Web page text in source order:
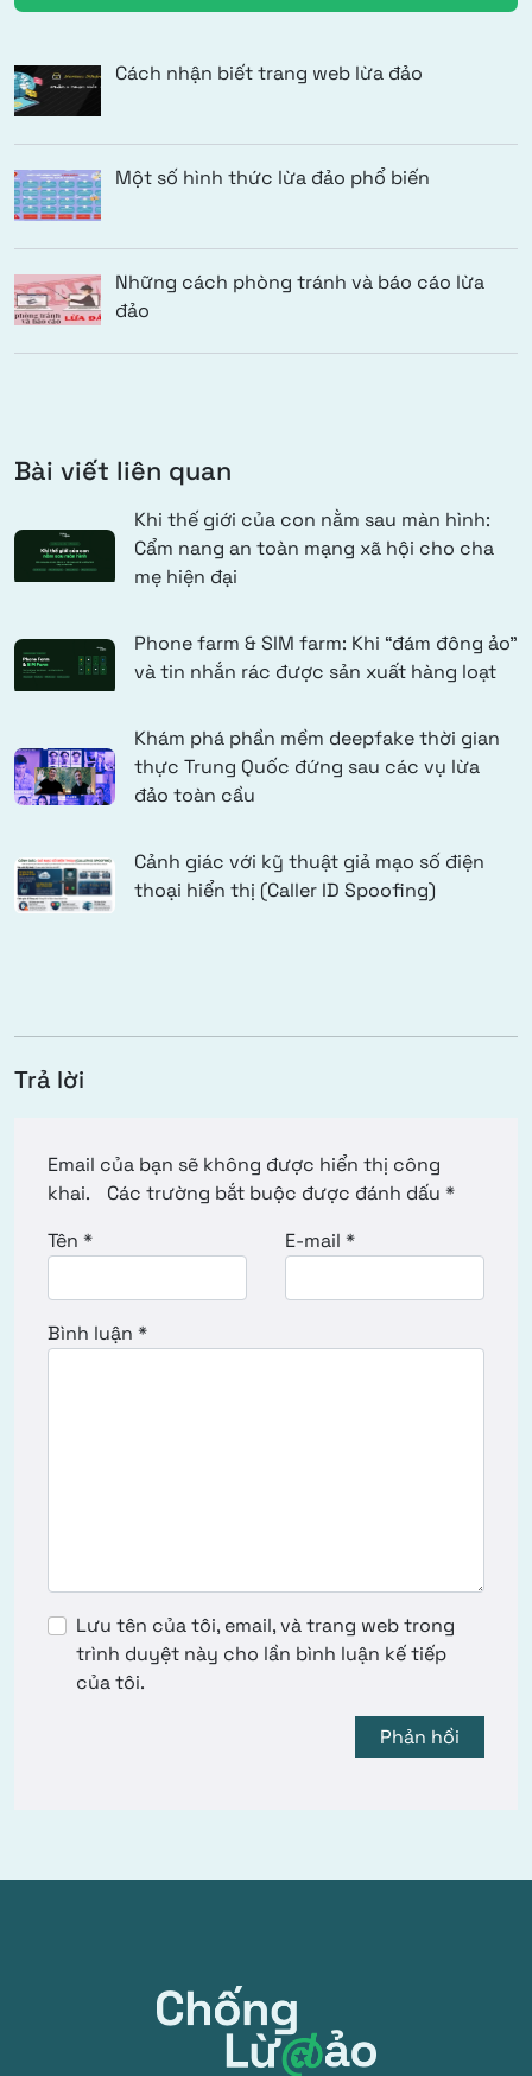
Cách nhận biết trang web lừa đảo
Một số hình thức lừa đảo phổ biến
Những cách phòng tránh và báo cáo lừa
đảo
Bài viết liên quan
Khi thế giới của con nằm sau màn hình:
Cẩm nang an toàn mạng xã hội cho cha
mẹ hiện đại
Phone farm & SIM farm: Khi “đám đông ảo”
và tin nhắn rác được sản xuất hàng loạt
Khám phá phần mềm deepfake thời gian
thực Trung Quốc đứng sau các vụ lừa
đảo toàn cầu
Cảnh giác với kỹ thuật giả mạo số điện
thoại hiển thị (Caller ID Spoofing)
Trả lời
Email của bạn sẽ không được hiển thị công
khai.
Các trường bắt buộc được đánh dấu *
Tên * E-mail *
Bình luận *
Lưu tên của tôi, email, và trang web trong
trình duyệt này cho lần bình luận kế tiếp
của tôi.